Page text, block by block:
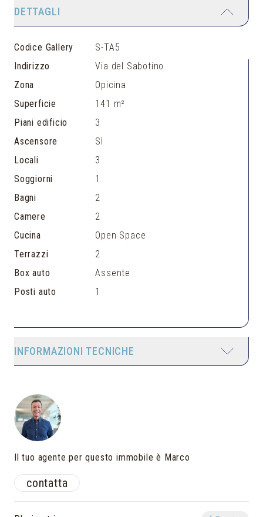
DETTAGLI
Codice Gallery
S-TA5
Indirizzo
Via del Sabotino
Zona
Opicina
Superficie
141 m²
Piani edificio
3
Ascensore
Sì
Locali
3
Soggiorni
1
Bagni
2
Camere
2
Cucina
Open Space
Terrazzi
2
Box auto
Assente
Posti auto
1
INFORMAZIONI TECNICHE
Il tuo agente per questo immobile è Marco
contatta